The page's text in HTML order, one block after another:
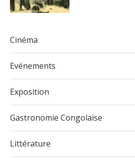
Cinéma
Evénements
Exposition
Gastronomie Congolaise
Littérature